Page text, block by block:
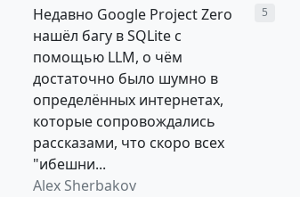
Недавно Google Project Zero
нашёл багу в SQLite с
помощью LLM, о чём
достаточно было шумно в
определённых интернетах,
которые сопровождались
рассказами, что скоро всех
"ибешни...
Alex Sherbakov
5